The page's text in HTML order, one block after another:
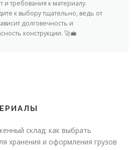
и требования к материалу.
к выбору тщательно, ведь от
долговечность и
конструкции. 🚀💼
склад: как выбрать
хранения и оформления грузов